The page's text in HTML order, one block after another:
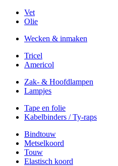
Vet
Olie
Wecken & inmaken
Tricel
Americol
Zak- & Hoofdlampen
Lampjes
Tape en folie
Kabelbinders / Ty-raps
Bindtouw
Metselkoord
Touw
Elastisch koord